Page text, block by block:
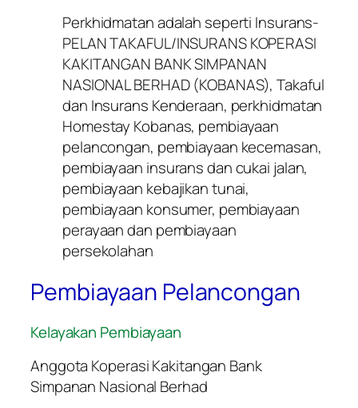
Perkhidmatan adalah seperti Insurans-
PELAN TAKAFUL/INSURANS KOPERASI
KAKITANGAN BANK SIMPANAN
NASIONAL BERHAD (KOBANAS), Takaful
dan Insurans Kenderaan, perkhidmatan
Homestay Kobanas, pembiayaan
pelancongan, pembiayaan kecemasan,
pembiayaan insurans dan cukai jalan,
pembiayaan kebajikan tunai,
pembiayaan konsumer, pembiayaan
perayaan dan pembiayaan
persekolahan
Pembiayaan Pelancongan
Kelayakan Pembiayaan
Anggota Koperasi Kakitangan Bank
Simpanan Nasional Berhad